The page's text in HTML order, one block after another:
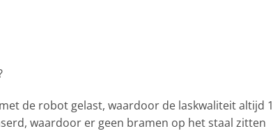
de robot gelast, waardoor de laskwaliteit altijd
waardoor er geen bramen op het staal zitten